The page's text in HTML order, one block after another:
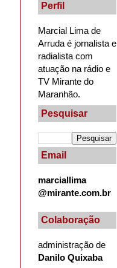
Perfil
Marcial Lima de
Arruda é jornalista e
radialista com
atuação na rádio e
TV Mirante do
Maranhão.
Pesquisar
Email
marciallima
@mirante.com.br
Colaboração
administração de
Danilo Quixaba